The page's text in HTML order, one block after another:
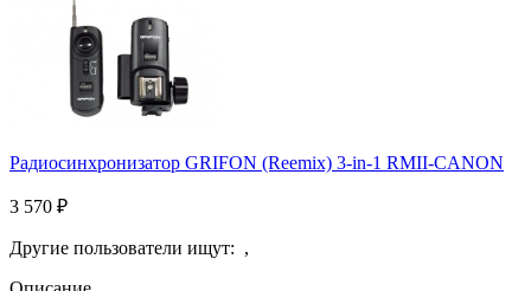
Радиосинхронизатор GRIFON (Reemix) 3-in-1 RMII-CANON
3 570 ₽
Другие пользователи ищут: ,